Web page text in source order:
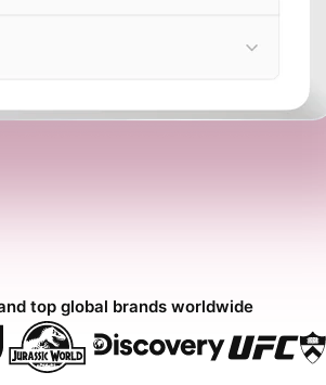
top global brands worldwide